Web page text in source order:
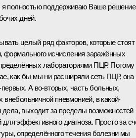
я полностью поддерживаю Ваше решение
дней.
целый ряд факторов, которые стоят
формального исчисления заражённых
лабораториями ПЦР. Потому
как бы мы ни расширяли сеть ПЦР, она
первых. А во-вторых, часть больных,
внебольничной пневмонией, в какой-
дела, выходит за пределы возможностей
эффективного диагноза. Просто за
определённого течения болезни мы